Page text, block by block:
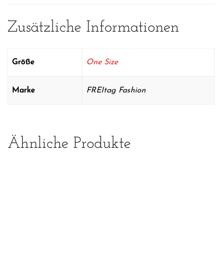
Zusätzliche Informationen
Größe One Size
Marke FREItag Fashion
Ähnliche Produkte